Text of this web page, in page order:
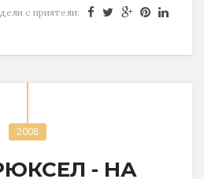
с приятели:
2008
- НА